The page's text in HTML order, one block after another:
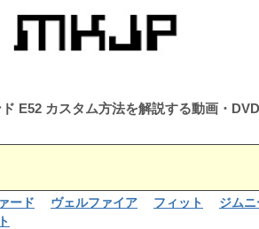
E52 カスタム方法を解説する動画・
ード ヴェルファイア フィット ジムニ